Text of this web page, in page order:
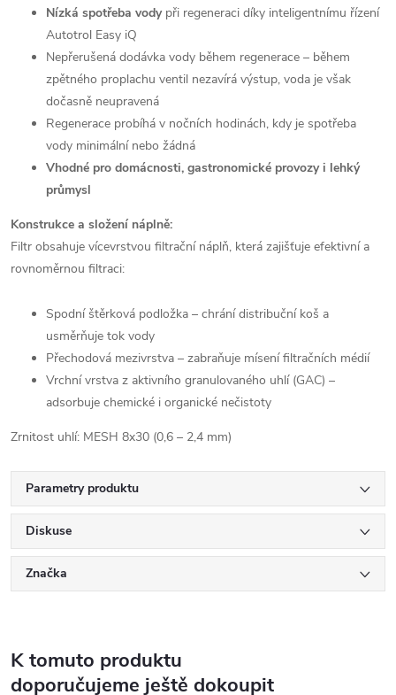
Nízká spotřeba vodypři regeneraci díky inteligentnímu řízení
Autotrol Easy iQ
Nepřerušená dodávka vody během regenerace – během
zpětného proplachu ventil nezavírá výstup, voda je však
dočasně neupravená
Regenerace probíhá v nočních hodinách, kdy je spotřeba
vody minimální nebo žádná
Vhodné pro domácnosti, gastronomické provozy i lehký
průmysl
Konstrukce a složení náplně:
Filtr obsahuje vícevrstvou filtrační náplň, která zajišťuje efektivní a
rovnoměrnou filtraci:
Spodní štěrková podložka – chrání distribuční koš a
usměrňuje tok vody
Přechodová mezivrstva – zabraňuje mísení filtračních médií
Vrchní vrstva z aktivního granulovaného uhlí (GAC) –
adsorbuje chemické i organické nečistoty
Zrnitost uhlí: MESH 8x30 (0,6 – 2,4 mm)
Parametry produktu
Diskuse
Značka
K tomuto produktu
doporučujeme ještě dokoupit